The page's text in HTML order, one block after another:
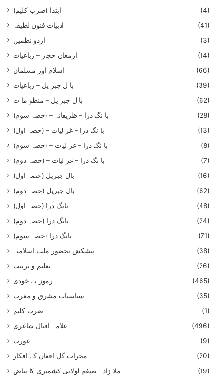
ابتدا (ضرب کلیم)
(4)
ادبیات فنون لطیفہ
(41)
اردو نظمیں
(3)
ارمغان حجاز – رباعیات
(14)
اسلام اور مسلمان
(66)
با ل جبر یل – رباعيات
(39)
با ل جبر یل – منظو ما ت
(62)
با نگ درا – ظریفانہ – (حصہ سوم)
(28)
با نگ درا – غز ليات – (حصہ اول)
(13)
با نگ درا – غز ليات – (حصہ سوم)
(8)
با نگ درا – غز لیات – (حصہ دوم)
(7)
بال جبریل (حصہ اول)
(16)
بال جبریل (حصہ دوم)
(62)
بانگ درا (حصہ اول)
(48)
بانگ درا (حصہ دوم)
(24)
بانگ درا (حصہ سوم)
(71)
پیشکش بحضور ملت اسلامیہ
(38)
تعلیم و تربیت
(26)
رموز بے خودی
(465)
سیاسیات مشرق و مغرب
(35)
ضرب کلیم
(1)
علامہ اقبال شاعری
(496)
عورت
(9)
محراب گل افغان کے افکار
(20)
ملا زادہ ضیغم لولابی کشمیری کا بیاض
(19)